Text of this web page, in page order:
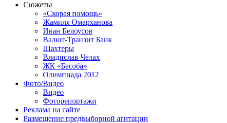
Сюжеты
«Скорая помощь»
Жамиля Омарханова
Иван Белоусов
Валют-Транзит Банк
Шахтеры
Владислав Челах
ЖК «Бесоба»
Олимпиада 2012
Фото/Видео
Видео
Фоторепортажи
Реклама на сайте
Размещение предвыборной агитации